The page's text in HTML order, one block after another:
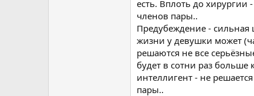
есть. Вплоть до
членов пары..
Предубеждение -
жизни у девушки может
решаются не все
будет в сотни раз больше
интеллигент - не
пары..